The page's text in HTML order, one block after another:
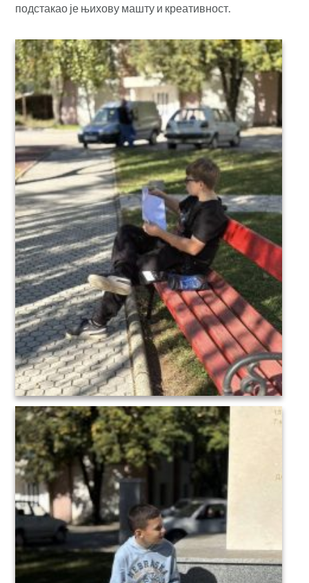
подстакао је њихову машту и креативност.